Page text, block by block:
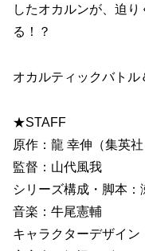
したオカルンが、迫
る！？
オカルティックバトル
★STAFF
原作：龍 幸伸（集英
監督：山代風我
シリーズ構成・脚本：
音楽：牛尾憲輔
キャラクターデザイン